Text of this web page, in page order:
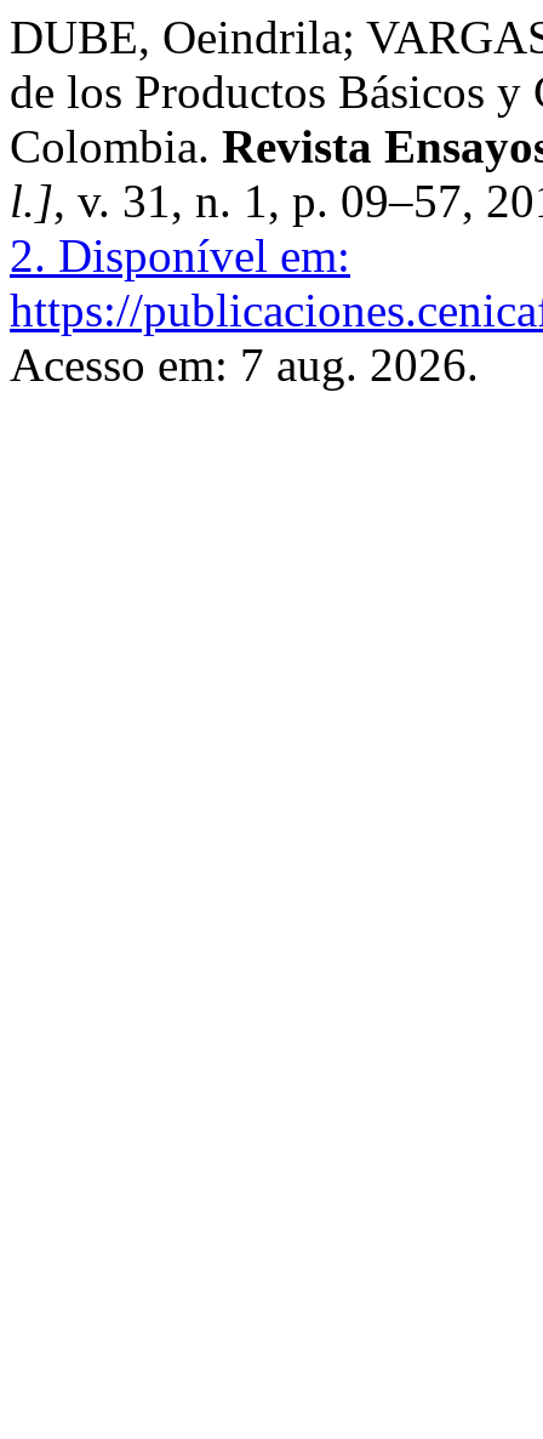
DUBE, Oeindrila;
de los Productos Básicos
Colombia. Revista
l.], v. 31, n. 1, p. 09–57,
2. Disponível em:
https://
Acesso em: 7 aug. 2026.